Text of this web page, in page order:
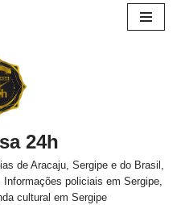
24h
de Aracaju, Sergipe e do Brasil,
policiais em Sergipe,
cultural em Sergipe